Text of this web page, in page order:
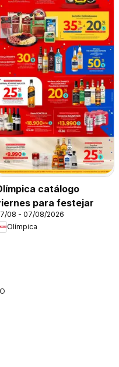
catálogo
para festejar
08 - 07/08/2026
Olímpica